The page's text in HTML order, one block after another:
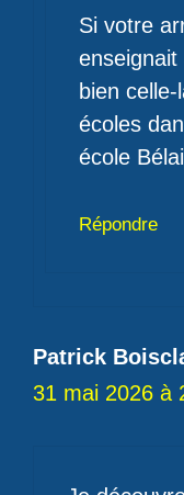
Si votre
enseignait
bien
écoles
école
Répondre
Patrick
31 mai 2026 à